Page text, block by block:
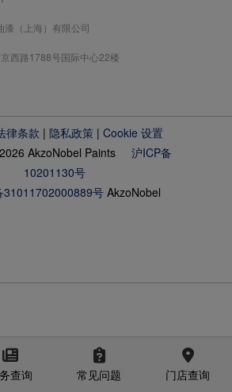
漆（上海）有限公司
京西路1788号国际中心22楼
律条款 |隐私政策 |Cookie 设置
AkzoNobel Paints沪ICP备
10201130号
31011702000889号 AkzoNobel
查询 常见问题 门店查询